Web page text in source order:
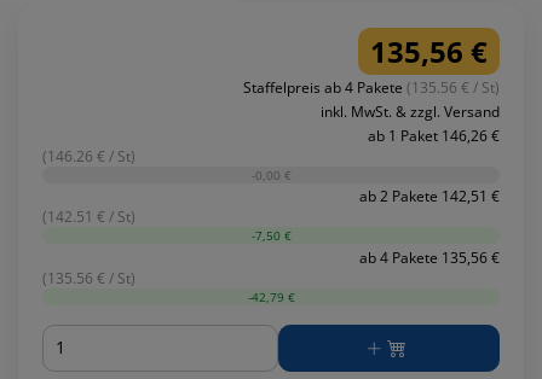
135,56 €
Staffelpreis ab 4 Pakete (135.56 € / St)
inkl. MwSt. & zzgl. Versand
ab 1 Paket 146,26 €
(146.26 € / St)
-0,00 €
ab 2 Pakete 142,51 €
(142.51 € / St)
-7,50 €
ab 4 Pakete 135,56 €
(135.56 € / St)
-42,79 €
Menge